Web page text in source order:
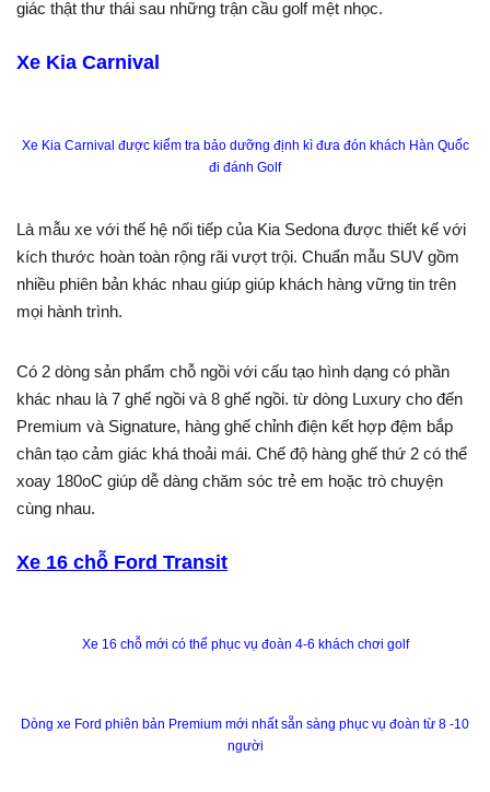
giác thật thư thái sau những trận cầu golf mệt nhọc.
Xe Kia Carnival
Xe Kia Carnival được kiểm tra bảo dưỡng định kì đưa đón khách Hàn Quốc
đi đánh Golf
Là mẫu xe với thế hệ nối tiếp của Kia Sedona được thiết kế với
kích thước hoàn toàn rộng rãi vượt trội. Chuẩn mẫu SUV gồm
nhiều phiên bản khác nhau giúp giúp khách hàng vững tin trên
mọi hành trình.
Có 2 dòng sản phẩm chỗ ngồi với cấu tạo hình dạng có phần
khác nhau là 7 ghế ngồi và 8 ghế ngồi. từ dòng Luxury cho đến
Premium và Signature, hàng ghế chỉnh điện kết hợp đệm bắp
chân tạo cảm giác khá thoải mái. Chế độ hàng ghế thứ 2 có thể
xoay 180oC giúp dễ dàng chăm sóc trẻ em hoặc trò chuyện
cùng nhau.
Xe 16 chỗ Ford Transit
Xe 16 chỗ mới có thể phục vụ đoàn 4-6 khách chơi golf
Dòng xe Ford phiên bản Premium mới nhất sẵn sàng phục vụ đoàn từ 8 -10
người